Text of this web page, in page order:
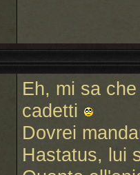
Eh, mi sa
cadetti
Dovrei
Hastatus, lui